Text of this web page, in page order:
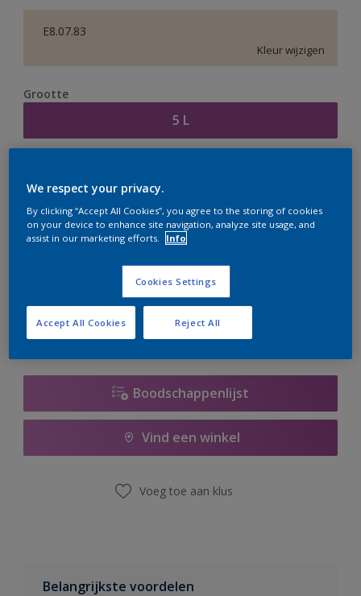
E8.07.83
Kleur wijzigen
Grootte
5 L
er hard aan om de voorraad aan te vullen.
Boodschappenlijst
Vind een winkel
Voeg toe aan klus
Belangrijkste voordelen
We respect your privacy.
By clicking “Accept All Cookies”, you agree to the storing of cookies
on your device to enhance site navigation, analyze site usage, and
assist in our marketing efforts.
Info
Cookies Settings
Reject All
Accept All Cookies